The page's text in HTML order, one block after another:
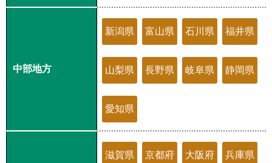
中部地方
新潟県 富山県 石川県 福井県
山梨県 長野県 岐阜県 静岡県
愛知県
滋賀県 京都府 大阪府 兵庫県